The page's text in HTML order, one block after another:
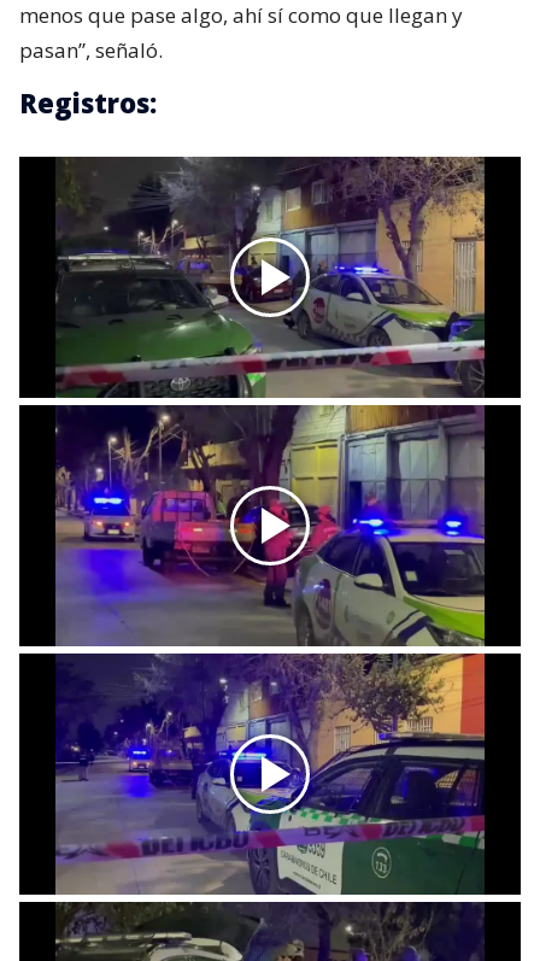
menos que pase algo, ahí sí como que llegan y
pasan”, señaló.
Registros: